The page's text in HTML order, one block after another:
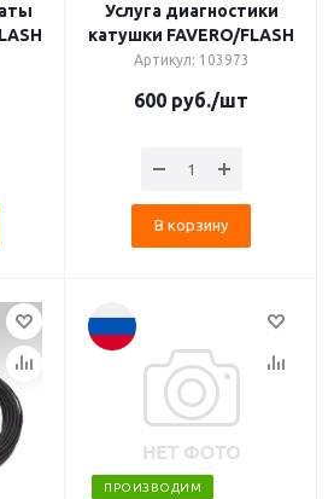
Услуга диагностики
катушки FAVERO/FLASH
Артикул: 103973
600 руб./шт
В корзину
ПРОИЗВОДИМ